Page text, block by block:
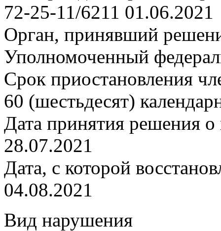
72-25-11/6211 01.06.2021
Орган, принявший
Уполномоченный
Срок приостановления
60 (шестьдесят)
Дата принятия решения о
28.07.2021
Дата, с которой
04.08.2021
Вид нарушения